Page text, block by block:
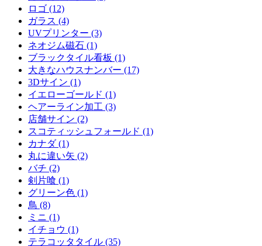
ロゴ (12)
ガラス (4)
UVプリンター (3)
ネオジム磁石 (1)
ブラックタイル看板 (1)
大きなハウスナンバー (17)
3Dサイン (1)
イエローゴールド (1)
ヘアーライン加工 (3)
店舗サイン (2)
スコティッシュフォールド (1)
カナダ (1)
丸に違い矢 (2)
バチ (2)
剣片喰 (1)
グリーン色 (1)
鳥 (8)
ミニ (1)
イチョウ (1)
テラコッタタイル (35)